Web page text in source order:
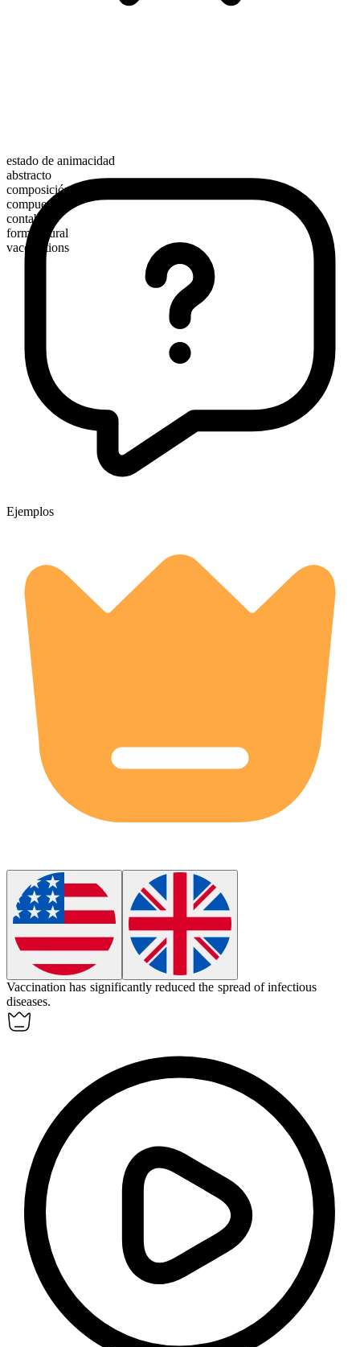
estado de animacidad
abstracto
composición morfológica
compuesto
contable
forma plural
vaccinations
Ejemplos
Vaccination has significantly reduced the spread of infectious
diseases.